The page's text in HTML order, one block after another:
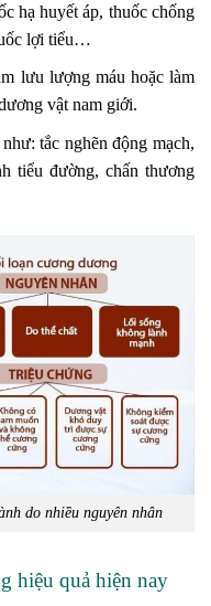
hạ huyết áp, thuốc chống
lợi tiểu…
lưu lượng máu hoặc làm
vật nam giới.
tắc nghẽn động mạch,
tiểu đường, chấn thương
do nhiều nguyên nhân
hiệu quả hiện nay